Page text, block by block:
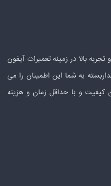
بالا در زمینه تعمیرات آیفون
به شما این اطمینان را می
کیفیت و با حداقل زمان و هزینه